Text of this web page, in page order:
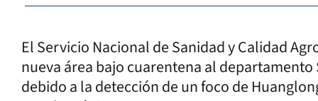
El Servicio Nacional de Sanidad y Calidad
nueva área bajo cuarentena al
debido a la detección de un foco de